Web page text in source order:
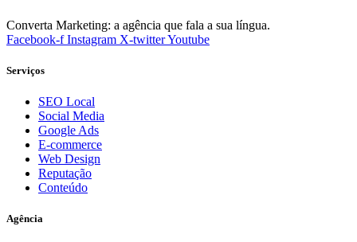
Converta Marketing: a agência que fala a sua língua.
Facebook-f Instagram X-twitterYoutube
Serviços
SEO Local
Social Media
Google Ads
E-commerce
Web Design
Reputação
Conteúdo
Agência